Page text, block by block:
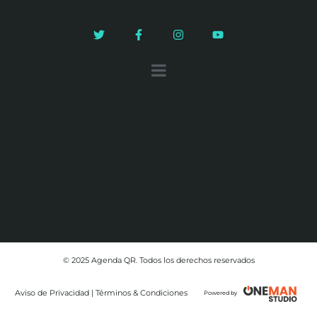
© 2025 Agenda QR. Todos los derechos reservados
Aviso de Privacidad | Términos & Condiciones Powered by